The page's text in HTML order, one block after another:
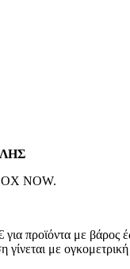
NOW.
προϊόντα με
με